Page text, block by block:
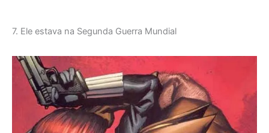
7. Ele estava na Segunda Guerra Mundial